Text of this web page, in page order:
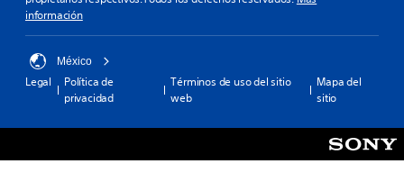
información
México
Legal
Política de
privacidad
Términos de uso del sitio
web
Mapa del
sitio